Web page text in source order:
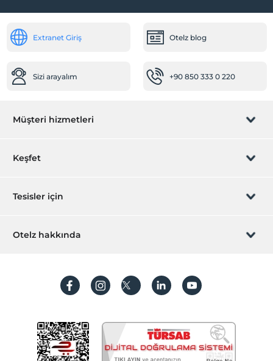
Extranet Giriş Otelz blog
Sizi arayalım +90 850 333 0 220
Müşteri hizmetleri
Rezervasyon yönet
Sıkça sorulan sorular
İşlem rehberi
Keşfet
Hediye Kart
Hesap oluştur
Tesisler için
Hemen tesisinizi ekleyin
Otelz hakkında
Koşullar ve şartlar